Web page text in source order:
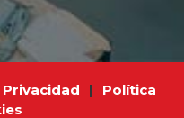
|
Política